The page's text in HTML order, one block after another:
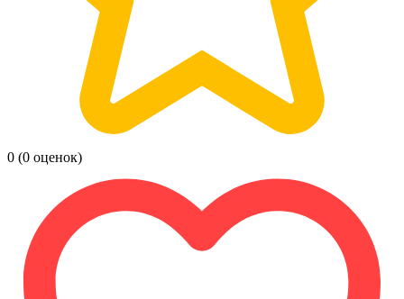
0 (0 оценок)